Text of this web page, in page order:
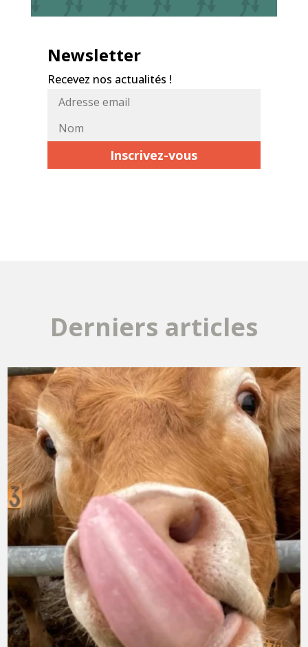
Newsletter
Recevez nos actualités !
Adresse
Nom*
Derniers articles